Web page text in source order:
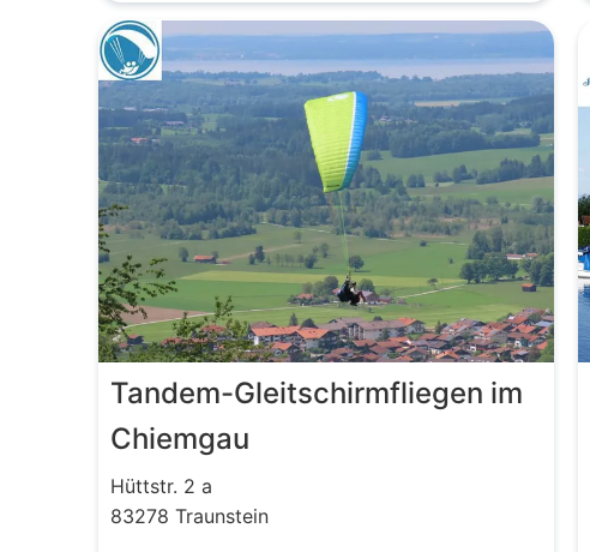
Tandem-Gleitschirmfliegen im
Chiemgau
Hüttstr. 2 a
83278 Traunstein